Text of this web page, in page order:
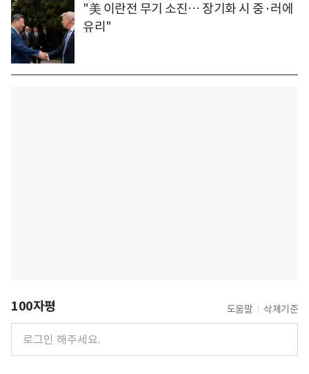
"美 이란전 무기 소진… 장기화 시 중·러에
유리"
100자평 도움말 삭제기준